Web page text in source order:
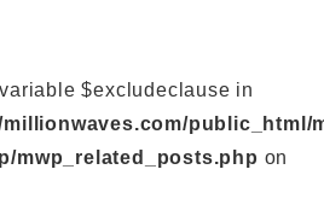
$excludeclause in
public_html/
mwp_related_posts.php on